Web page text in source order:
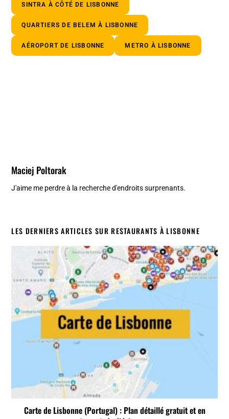
SINTRA À CÔTÉ DE LISBONNE
QUARTIERS DE BELEM À LISBONNE
AÉROPORT DE LISBONNE METRO À LISBONNE
Maciej Poltorak
J'aime me perdre à la recherche d'endroits surprenants.
LES DERNIERS ARTICLES SUR RESTAURANTS À LISBONNE
Carte de Lisbonne (Portugal) : Plan détaillé gratuit et en